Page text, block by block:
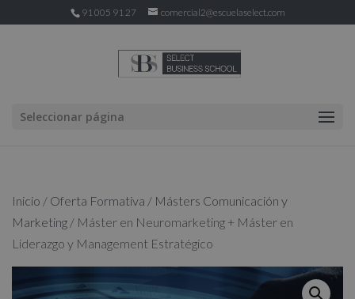
91 005 91 27 comercial2@escuelaselect.com
Seleccionar página
Inicio / Oferta Formativa / Másters Comunicación y
Marketing / Máster en Neuromarketing + Máster en
Liderazgo y Management Estratégico